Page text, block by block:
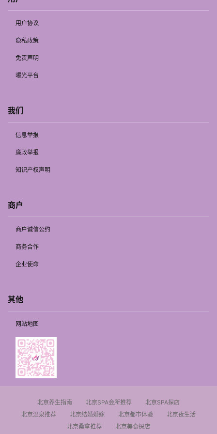
用户协议
隐私政策
免责声明
曝光平台
我们
信息举报
廉政举报
知识产权声明
商户
商户诚信公约
商务合作
企业使命
其他
网站地图
北京养生指南 北京SPA会所推荐
北京SPA探店
北京温泉推荐
北京结婚婚嫁 北京都市体验
北京夜生活
北京桑拿推荐
北京美食探店